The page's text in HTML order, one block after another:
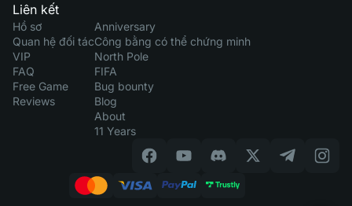
Liên kết
Hồ sơ
Quan hệ đối tác
VIP
FAQ
Free Game
Reviews
Anniversary
Công bằng có thể chứng minh
North Pole
FIFA
Bug bounty
Blog
About
11 Years